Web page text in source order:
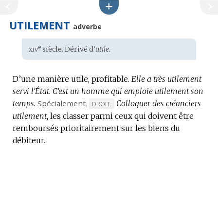
UTILEMENT adverbe
Étymologie
:
xivesiècle. Dérivé d’utile.
D’une manière utile, profitable. Elle a très utilement
servi l’État. C’est un homme qui emploie utilement son
temps. Spécialement.
MARQUE
DE
DOMAINE
DROIT.
Colloquer des créanciers
utilement, les classer parmi ceux qui doivent être
remboursés prioritairement sur les biens du
débiteur.